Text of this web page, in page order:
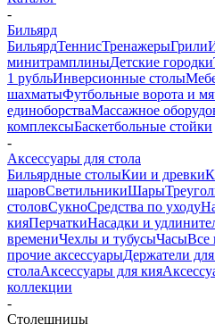
-
Бильярд
БильярдТеннисТренажерыГрили
минитрамплиныДетские городки
1 рубльИнверсионные столы
шахматыФутбольные ворота и
единоборстваМассажное
комплексыБаскетбольные стойки
-
Аксессуары для стола
Бильярдные столыКии и древки
шаровСветильникиШары
столовСукноСредства по уходу
кияПерчаткиНасадки и
времениЧехлы и тубусыЧасыВсе
прочие аксессуарыДержатели
столаАксессуары для кия
коллекции
-
Столешницы